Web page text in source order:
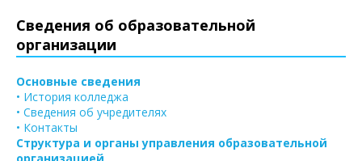
Сведения об образовательной
организации
Основные сведения
• История колледжа
• Сведения об учредителях
• Контакты
Структура и органы управления образовательной
организацией